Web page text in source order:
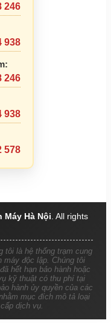
246
938
246
938
578
Máy Hà Nội . All rights
tôi là hệ thống trạm cung
máy độc lập. Chúng tôi
hết hạn bảo hành hoặc
kỹ thuật có thu phí tại
hành ủy quyền của các
mục đích mô tả loại
dịch vụ.